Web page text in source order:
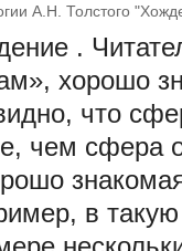
А.Н. Толстого
.
хорошо
что
чем сфера
в